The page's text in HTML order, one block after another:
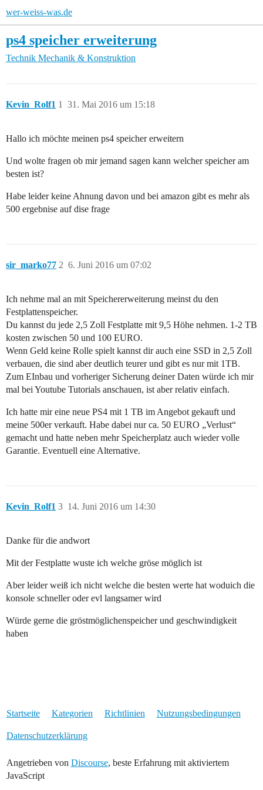
wer-weiss-was.de
ps4 speicher erweiterung
Technik Mechanik & Konstruktion
Kevin_Rolf1 31. Mai 2016 um 15:18
1
Hallo ich möchte meinen ps4 speicher erweitern
Und wolte fragen ob mir jemand sagen kann welcher speicher am
besten ist?
Habe leider keine Ahnung davon und bei amazon gibt es mehr als
500 ergebnise auf dise frage
sir_marko77 6. Juni 2016 um 07:02
2
Ich nehme mal an mit Speichererweiterung meinst du den
Festplattenspeicher.
Du kannst du jede 2,5 Zoll Festplatte mit 9,5 Höhe nehmen. 1-2 TB
kosten zwischen 50 und 100 EURO.
Wenn Geld keine Rolle spielt kannst dir auch eine SSD in 2,5 Zoll
verbauen, die sind aber deutlich teurer und gibt es nur mit 1TB.
Zum EInbau und vorheriger Sicherung deiner Daten würde ich mir
mal bei Youtube Tutorials anschauen, ist aber relativ einfach.
Ich hatte mir eine neue PS4 mit 1 TB im Angebot gekauft und
meine 500er verkauft. Habe dabei nur ca. 50 EURO „Verlust“
gemacht und hatte neben mehr Speicherplatz auch wieder volle
Garantie. Eventuell eine Alternative.
Kevin_Rolf1 14. Juni 2016 um 14:30
3
Danke für die andwort
Mit der Festplatte wuste ich welche gröse möglich ist
Aber leider weiß ich nicht welche die besten werte hat woduich die
konsole schneller oder evl langsamer wird
Würde gerne die gröstmöglichenspeicher und geschwindigkeit
haben
Startseite Kategorien Richtlinien Nutzungsbedingungen
Datenschutzerklärung
Angetrieben von Discourse, beste Erfahrung mit aktiviertem
JavaScript